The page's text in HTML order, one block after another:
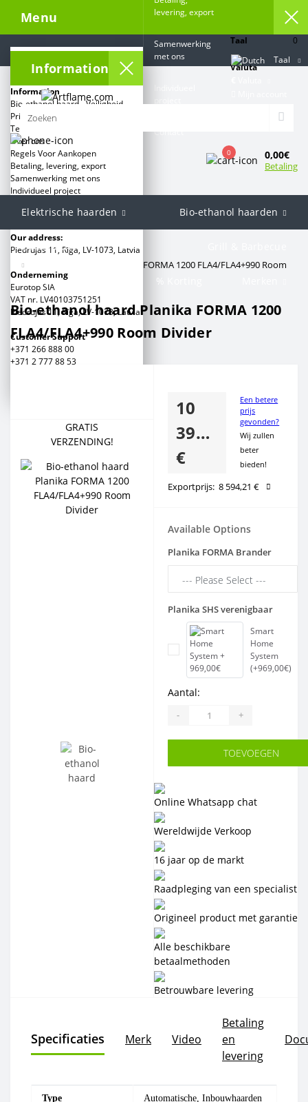
Menu
Information
Information
Bio-ethanol haard - Veiligheid
Privacybeleid
Terms and conditions
Over ons
Regels Voor Aankopen
Betaling, levering, export
Samenwerking met ons
Individueel project
Categorieën:
Our address:
Piedrujas 11, Rīga, LV-1073, Latvia
Onderneming
Eurotop SIA
VAT nr. LV40103751251
Piedrujas 11, Rīga, LV-1073, Latvia
Сustomer Support
+371 266 888 00
+371 2 777 88 53
levering, export
Samenwerking
met ons
Contact
Taal
Taal
Valuta
0
0 0,00€
Betaling
Elektrische haarden Bio-ethanol haarden
Gashaarden
Haarden en kachels % Korting
Artflame.com
Bio-ethanol haard Planika FORMA 1200 FLA4/FLA4+990 Room
Divider
Bio-ethanol haard Planika FORMA 1200
FLA4/FLA4+990 Room Divider
GRATIS
VERZENDING!
10
399,00
€
Een betere
prijs
gevonden?
Wij zullen
beter
bieden!
Exportprijs: 8 594,21 €
Available Options
Planika FORMA Brander
Planika SHS verenigbaar
Smart
Home
System
(+969,00€)
Aantal:
- +
TOEVOEGEN
Online Whatsapp chat
Wereldwijde Verkoop
16 jaar op de markt
Raadpleging van een specialist
Origineel product met garantie
Alle beschikbare
betaalmethoden
Betrouwbare levering
Specificaties Merk Video
Betaling
en
levering
Type Automatische, Inbouwhaarden